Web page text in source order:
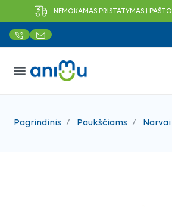
NEMOKAMAS PRISTATYMAS Į
menu
Pagrindinis Paukščiams